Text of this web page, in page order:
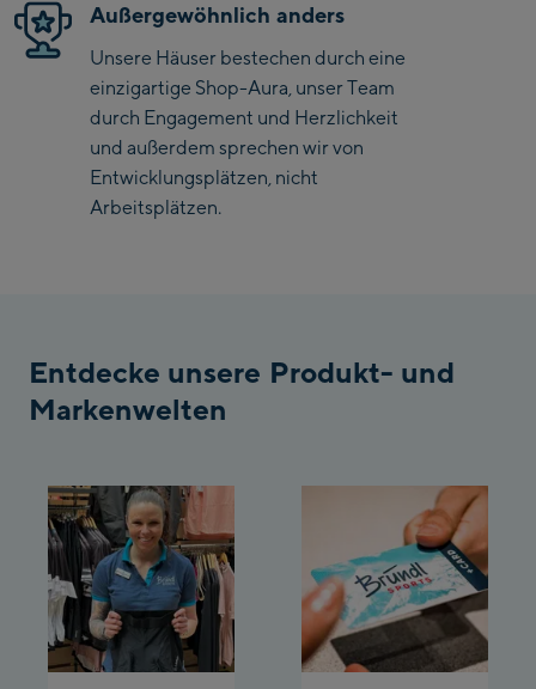
Saalbach Zentrum
Kohlmaisbahn
Saalbach Ski-Service
Center
Viehhofen Talstation
Penkenbahn Talstation
/ Valley station
Penkenbahn
Bergstation / Top
station
Ahornbahn Talstation
/Valley station
Außergewöhnlich anders
Unsere Häuser bestechen durch eine
einzigartige Shop-Aura, unser Team
durch Engagement und Herzlichkeit
und außerdem sprechen wir von
Entwicklungsplätzen, nicht
Arbeitsplätzen.
Entdecke unsere Produkt- und
Markenwelten